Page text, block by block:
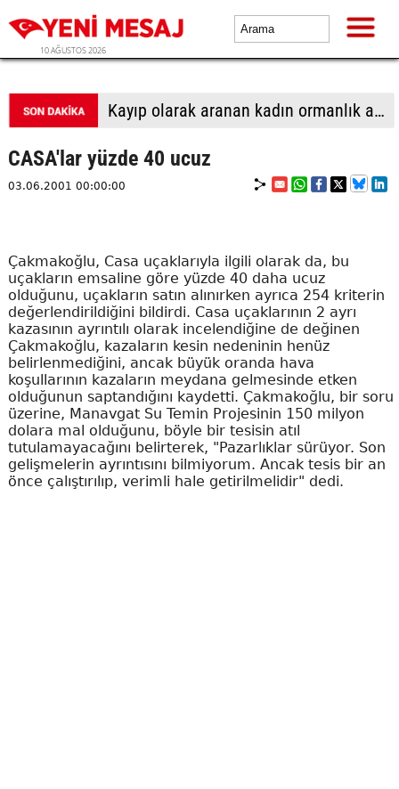
10 AĞUSTOS 2026
Fenomen olduğu görüntüyü izinsiz kullanan firmaya milyonluk dava
CASA'lar yüzde 40 ucuz
03.06.2001 00:00:00
Çakmakoğlu, Casa uçaklarıyla ilgili olarak da, bu
uçakların emsaline göre yüzde 40 daha ucuz
olduğunu, uçakların satın alınırken ayrıca 254 kriterin
değerlendirildiğini bildirdi. Casa uçaklarının 2 ayrı
kazasının ayrıntılı olarak incelendiğine de değinen
Çakmakoğlu, kazaların kesin nedeninin henüz
belirlenmediğini, ancak büyük oranda hava
koşullarının kazaların meydana gelmesinde etken
olduğunun saptandığını kaydetti. Çakmakoğlu, bir soru
üzerine, Manavgat Su Temin Projesinin 150 milyon
dolara mal olduğunu, böyle bir tesisin atıl
tutulamayacağını belirterek, "Pazarlıklar sürüyor. Son
gelişmelerin ayrıntısını bilmiyorum. Ancak tesis bir an
önce çalıştırılıp, verimli hale getirilmelidir" dedi.